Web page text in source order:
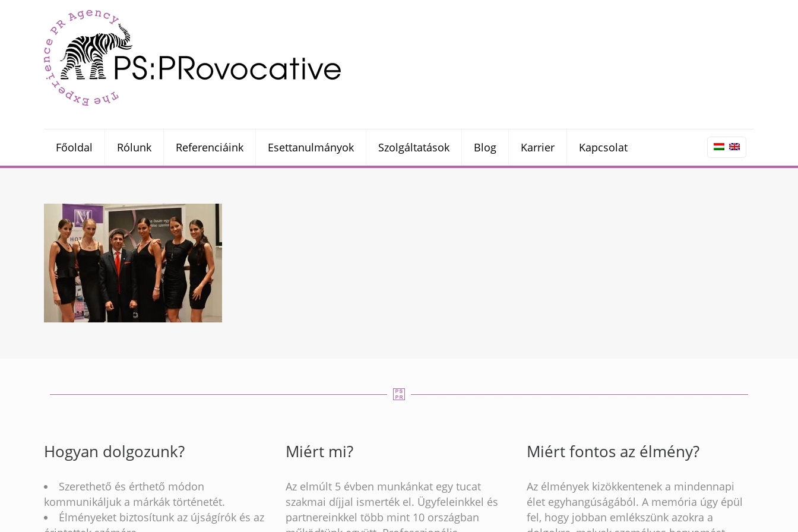
Főoldal Rólunk Referenciáink Esettanulmányok Szolgáltatások Blog Karrier Kapcsolat
Hogyan dolgozunk?
Szerethető és érthető módon
kommunikáljuk a márkák történetét.
Élményeket biztosítunk az újságírók és az
Miért mi?
Az elmúlt 5 évben munkánkat egy tucat
szakmai díjjal ismerték el. Ügyfeleinkkel és
partnereinkkel több mint 10 országban
Miért fontos az élmény?
Az élmények kizökkentenek a mindennapi
élet egyhangúságából. A memória úgy épül
fel, hogy jobban emlékszünk azokra a